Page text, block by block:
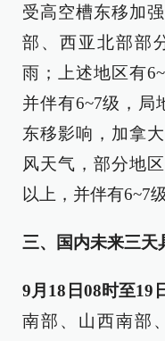
受高空槽东移加
部、西亚北部部
雨；上述地区有
并伴有6~7级，局
东移影响，加拿
风天气，部分地
以上，并伴有6~7
三、国内未来三天
9月18日08时至19
南部、山西南部